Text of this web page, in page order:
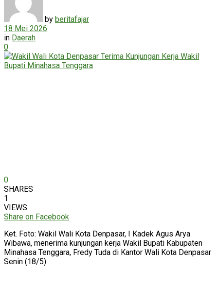
by beritafajar
18 Mei 2026
in Daerah
0
0
SHARES
1
VIEWS
Share on Facebook
Ket. Foto: Wakil Wali Kota Denpasar, I Kadek Agus Arya
Wibawa, menerima kunjungan kerja Wakil Bupati Kabupaten
Minahasa Tenggara, Fredy Tuda di Kantor Wali Kota Denpasar
Senin (18/5)